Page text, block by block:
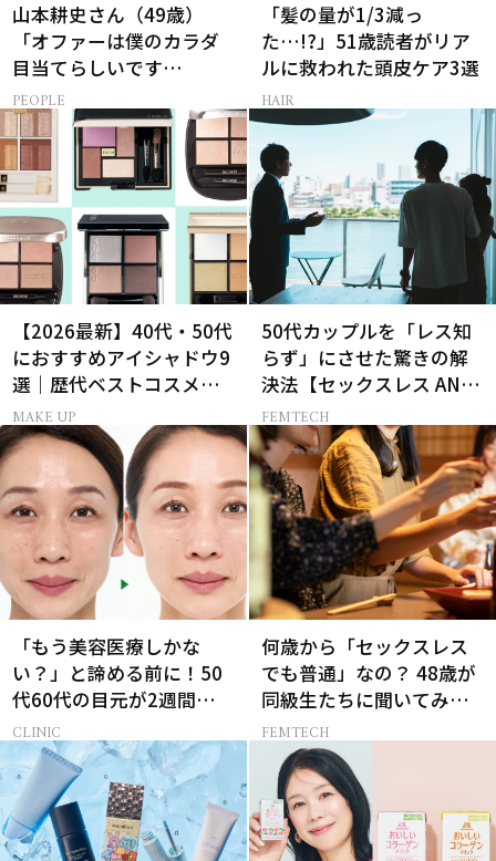
山本耕史さん（49歳）
「オファーは僕のカラダ
目当てらしいです
（笑）」全編英語ミュー
ジカルへの挑戦
PEOPLE
「髪の量が1/3減っ
た…!?」51歳読者がリア
ルに救われた頭皮ケア3選
HAIR
【2026最新】40代・50代
におすすめアイシャドウ9
選｜歴代ベストコスメ受
賞まとめ
MAKE UP
50代カップルを「レス知
らず」にさせた驚きの解
決法【セックスレス AND
THE CITY -女たちの告
白-】
FEMTECH
「もう美容医療しかな
い？」と諦める前に！50
代60代の目元が2週間で変
化した神レチノール
CLINIC
何歳から「セックスレス
でも普通」なの？ 48歳が
同級生たちに聞いてみた
ら…
FEMTECH